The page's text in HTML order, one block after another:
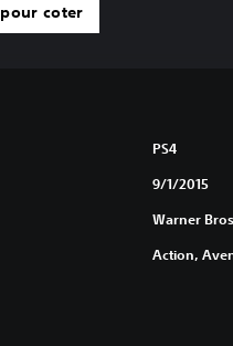
coter
PS4
9/1/2015
Warner
Action,